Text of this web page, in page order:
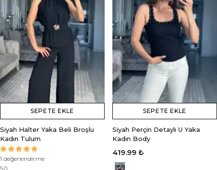
SEPETE EKLE
Siyah Halter Yaka Beli Broşlu
Kadın Tulum
1 değerlendirme
5.0
SEPETE EKLE
Siyah Perçin Detaylı U Yaka
Kadın Body
419.99 ₺